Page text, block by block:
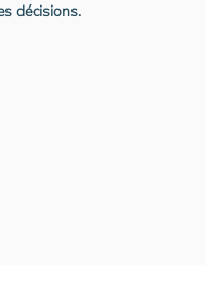
décisions.